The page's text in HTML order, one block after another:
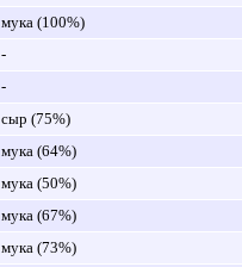
мука (100%)
-
-
сыр (75%)
мука (64%)
мука (50%)
мука (67%)
мука (73%)